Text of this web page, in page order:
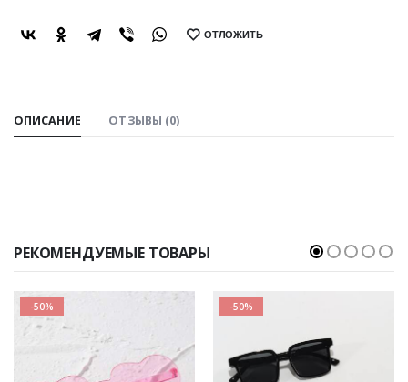
SHARE: ОТЛОЖИТЬ
ОПИСАНИЕ ОТЗЫВЫ (0)
РЕКОМЕНДУЕМЫЕ ТОВАРЫ
-50% -50%